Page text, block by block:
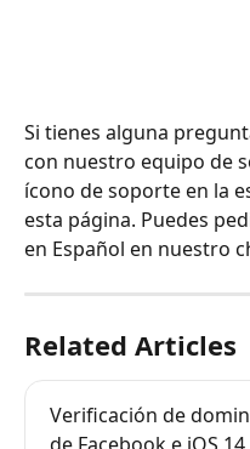
Si tienes alguna
con nuestro equipo de
ícono de soporte en la
esta página. Puedes
en Español en nuestro
Related Articles
Verificación de